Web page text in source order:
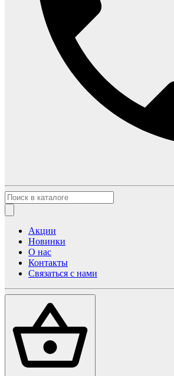
Акции
Новинки
О нас
Контакты
Связаться с нами